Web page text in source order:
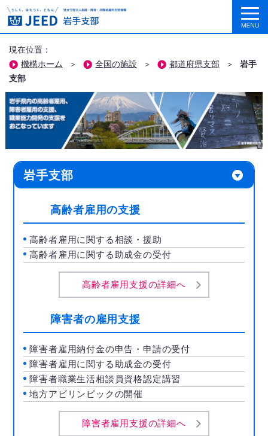
現在位置：
機構ホーム
＞ 全国の施設 ＞ 都道府県支部 ＞
岩手
支部
岩手支部
高齢者雇用の支援
高齢者雇用に関する相談・援助
高齢者雇用に関する助成金の受付
高齢者雇用支援の詳細へ
障害者の雇用支援
障害者雇用納付金の申告・申請の受付
障害者雇用に関する助成金の受付
障害者職業生活相談員資格認定講習
地方アビリンピックの開催
障害者雇用支援の詳細へ